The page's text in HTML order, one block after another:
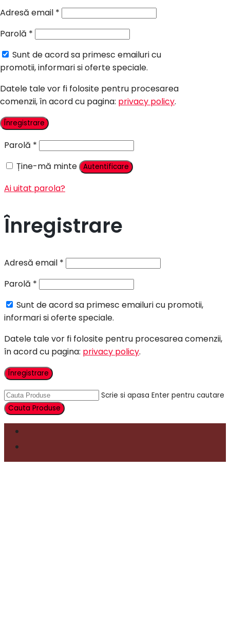
Candy Bar Botez
Contact
Autentificare
Parolă *
Ține-mă minte
Autentificare
Ai uitat parola?
Înregistrare
Adresă email *
Parolă *
Sunt de acord sa primesc emailuri cu promotii,
informari si oferte speciale.
Datele tale vor fi folosite pentru procesarea comenzii,
în acord cu pagina: privacy policy.
Înregistrare
Scrie si apasa Enter pentru cautare
Adresă email *
Parolă *
Sunt de acord sa primesc emailuri cu
promotii, informari si oferte speciale.
Datele tale vor fi folosite pentru procesarea
comenzii, în acord cu pagina: privacy policy.
Înregistrare